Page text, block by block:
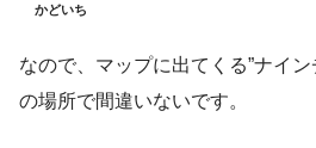
かどいち
なので、マップに出てくる”ナイ
の場所で間違いないです。